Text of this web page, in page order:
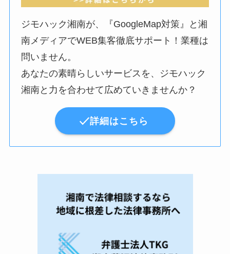
ジモハック湘南が、『GoogleMap対策』と湘
南メディアでWEB集客徹底サポート！業種は
問いません。
あなたの素晴らしいサービスを、ジモハック
湘南と力を合わせて広めていきませんか？
詳細はこちら